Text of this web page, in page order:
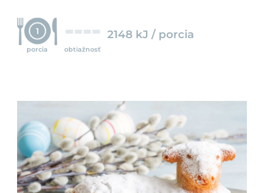
1
porcia obtiažnosť
2148 kJ / porcia